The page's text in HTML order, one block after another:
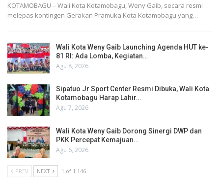
KOTAMOBAGU – Wali Kota Kotamobagu, Weny Gaib, secara resmi
melepas kontingen Gerakan Pramuka Kota Kotamobagu yang…
Wali Kota Weny Gaib Launching Agenda HUT ke-
81 RI: Ada Lomba, Kegiatan…
Agu 8, 2026
Sipatuo Jr Sport Center Resmi Dibuka, Wali Kota
Kotamobagu Harap Lahir…
Agu 7, 2026
Wali Kota Weny Gaib Dorong Sinergi DWP dan
PKK Percepat Kemajuan…
Agu 6, 2026
PREV NEXT 1 of 1.146